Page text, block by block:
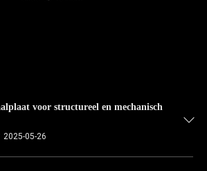
voor structureel en mechanisch
2025-05-26